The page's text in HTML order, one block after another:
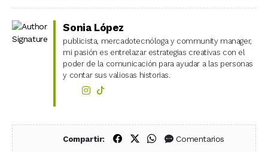
Sonia López
publicista, mercadotecnóloga y community manager,
mi pasión es entrelazar estrategias creativas con el
poder de la comunicación para ayudar a las personas
y contar sus valiosas historias.
Compartir: Compartir en Facebook
Compartir en X (Twitter)
Compartir en WhatsApp
Comentarios